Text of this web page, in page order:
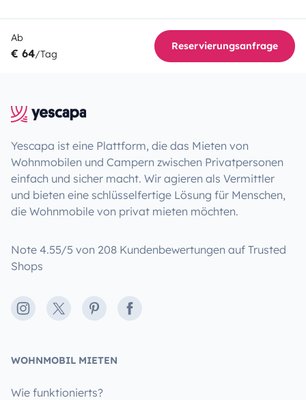
Ab
€ 64/Tag
Reservierungsanfrage
Yescapa ist eine Plattform, die das Mieten von
Wohnmobilen und Campern zwischen Privatpersonen
einfach und sicher macht. Wir agieren als Vermittler
und bieten eine schlüsselfertige Lösung für Menschen,
die Wohnmobile von privat mieten möchten.
Note 4.55/5 von 208 Kundenbewertungen auf Trusted
Shops
Instagram
X PinterestFacebook
WOHNMOBIL MIETEN
Wie funktionierts?